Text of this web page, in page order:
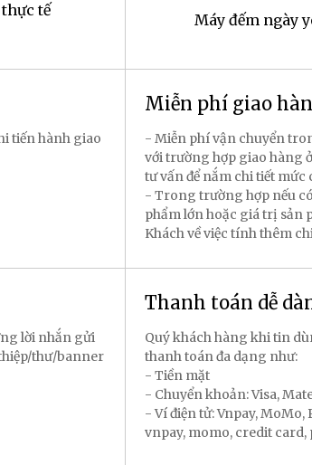
tế
Máy đếm ngày
tiến hành giao
Miễn phí giao
- Miễn phí vận chuyển
với trường hợp giao hàng
tư vấn để nắm chi tiết mức
- Trong trường hợp nếu
phẩm lớn hoặc giá trị sản
Khách về việc tính thêm
lời nhắn gửi
thư/banner
Thanh toán dễ
Quý khách hàng khi tin
thanh toán đa dạng như:
- Tiền mặt
- Chuyển khoản: Visa,
- Ví điện tử: Vnpay,
vnpay, momo, credit card,